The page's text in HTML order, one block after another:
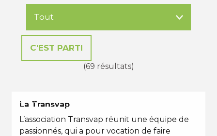
(69 résultats)
VACANCES D'ÉTÉ
La Transvap
L’association Transvap réunit une équipe de
passionnés, qui a pour vocation de faire